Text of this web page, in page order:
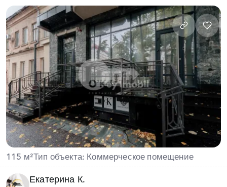
115 м²Тип объекта: Коммерческое помещение
Екатерина К.